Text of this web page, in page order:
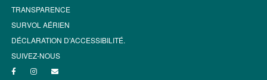
TRANSPARENCE
SURVOL AÉRIEN
DÉCLARATION D’ACCESSIBILITÉ.
SUIVEZ-NOUS